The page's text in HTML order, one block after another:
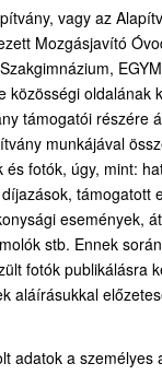
vagy az
Mozgásjavító
közösségi oldalának
támogatói részére
munkájával
fotók, úgy, mint:
támogatott
események,
stb. Ennek
fotók publikálásra
aláírásukkal
adatok a személyes